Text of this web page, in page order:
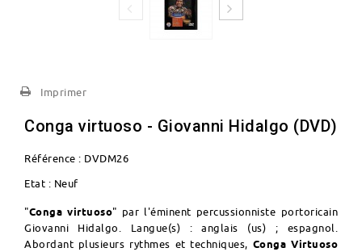
Imprimer
Conga virtuoso - Giovanni Hidalgo (DVD)
Référence : DVDM26
Etat : Neuf
"Conga virtuoso" par l'éminent percussionniste portoricain
Giovanni Hidalgo
. Langue(s) : anglais (us) ; espagnol.
Abordant plusieurs rythmes et techniques, Conga Virtuoso